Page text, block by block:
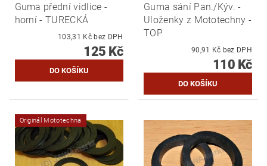
Guma přední vidlice -
horní - TURECKÁ
103,31 Kč bez DPH
125 Kč
Guma sání Pan./Kýv. -
Uloženky z Mototechny -
TOP
90,91 Kč bez DPH
110 Kč
Originál Mototechna